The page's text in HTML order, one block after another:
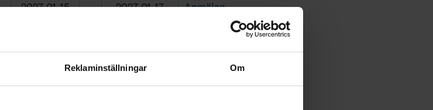
Reklaminställningar Om
2027-01-15 - 2027-01-17
Anmälan
2027-01-16 - 2027-01-17
Anmälan
2027-01-30 - 2027-01-31